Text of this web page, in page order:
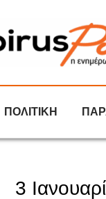
ΠΟΛΙΤΙΚΗ
3